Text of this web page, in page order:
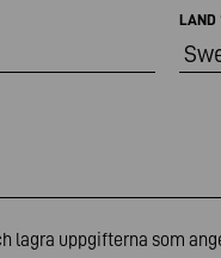
LAND
lagra uppgifterna som